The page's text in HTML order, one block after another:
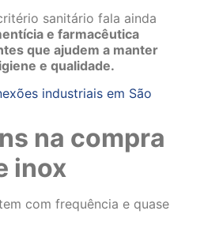
sanitário fala ainda
e farmacêutica
que ajudem a manter
e qualidade.
industriais em São
na compra
inox
com frequência e quase